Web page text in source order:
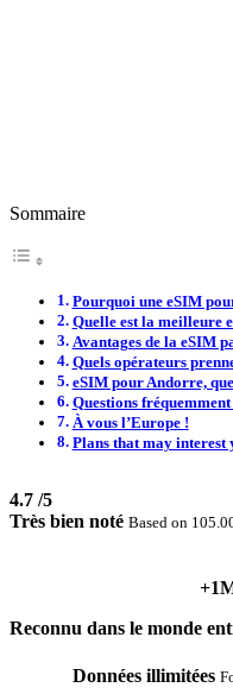
Sommaire
Pourquoi une eSIM
Quelle est la meilleure
Avantages de la eSIM
Quels opérateurs
eSIM pour Andorre,
Questions
À vous l’Europe !
Plans that may interest
4.7 /5
Très bien noté Based on
Reconnu dans le monde
Données illimitées